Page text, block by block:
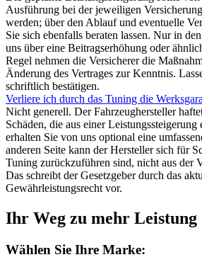
Ausführung bei der jeweiligen
werden; über den Ablauf und eventuelle
Sie sich ebenfalls beraten lassen. Nur in
uns über eine Beitragserhöhung oder
Regel nehmen die Versicherer die
Änderung des Vertrages zur Kenntnis.
schriftlich bestätigen.
Verliere ich durch das Tuning die
Nicht generell. Der Fahrzeughersteller
Schäden, die aus einer Leistungssteigerung
erhalten Sie von uns optional eine
anderen Seite kann der Hersteller sich für
Tuning zurückzuführen sind, nicht aus der
Das schreibt der Gesetzgeber durch das
Gewährleistungsrecht vor.
Ihr Weg zu mehr Leistung
Wählen Sie Ihre Marke: